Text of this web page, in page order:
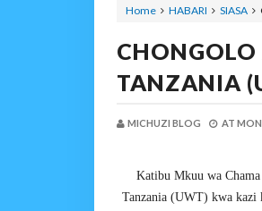
Home HABARI SIASA
TANZANIA
MICHUZI BLOG AT
Katibu Mkuu wa
Tanzania (UWT) kwa kazi